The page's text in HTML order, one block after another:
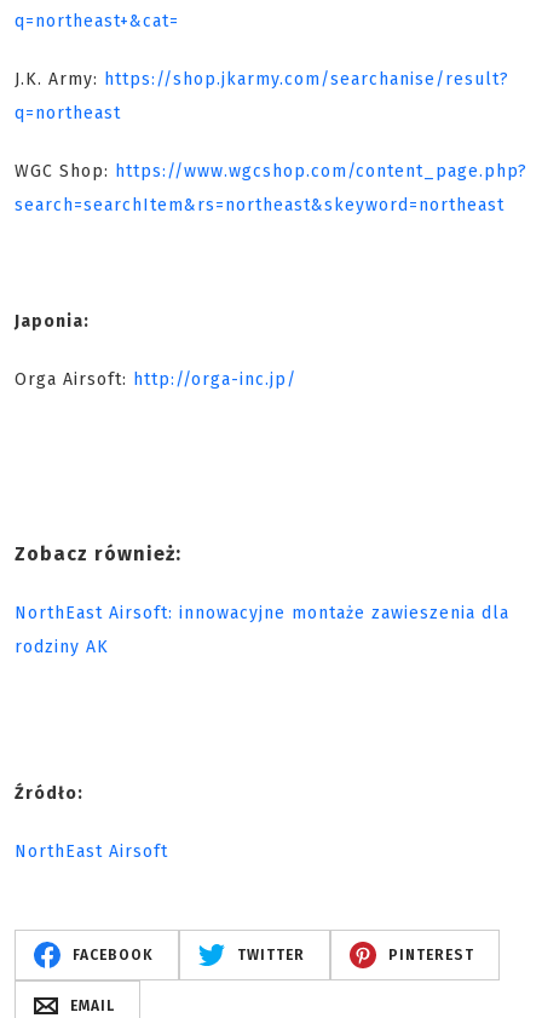
q=northeast+&cat=
J.K. Army: https://shop.jkarmy.com/searchanise/result?
q=northeast
WGC Shop: https://www.wgcshop.com/content_page.php?
search=searchItem&rs=northeast&skeyword=northeast
Japonia:
Orga Airsoft: http://orga-inc.jp/
Zobacz również:
NorthEast Airsoft: innowacyjne montaże zawieszenia dla
rodziny AK
Źródło:
NorthEast Airsoft
FACEBOOK TWITTER PINTEREST
EMAIL